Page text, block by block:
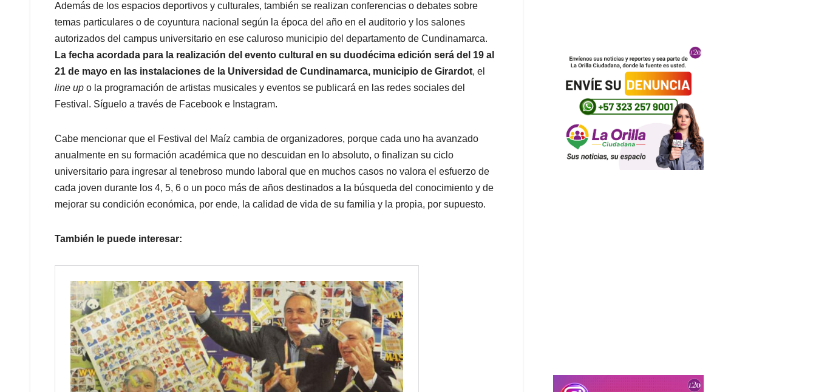
Además de los espacios deportivos y culturales, también se realizan conferencias o debates sobre
temas particulares o de coyuntura nacional según la época del año en el auditorio y los salones
autorizados del campus universitario en ese caluroso municipio del departamento de Cundinamarca.
La fecha acordada para la realización del evento cultural en su duodécima edición será del 19 al
21 de mayo en las instalaciones de la Universidad de Cundinamarca, municipio de Girardot, el
line up o la programación de artistas musicales y eventos se publicará en las redes sociales del
Festival. Síguelo a través de Facebook e Instagram.
Cabe mencionar que el Festival del Maíz cambia de organizadores, porque cada uno ha avanzado
anualmente en su formación académica que no descuidan en lo absoluto, o finalizan su ciclo
universitario para ingresar al tenebroso mundo laboral que en muchos casos no valora el esfuerzo de
cada joven durante los 4, 5, 6 o un poco más de años destinados a la búsqueda del conocimiento y de
mejorar su condición económica, por ende, la calidad de vida de su familia y la propia, por supuesto.
También le puede interesar: